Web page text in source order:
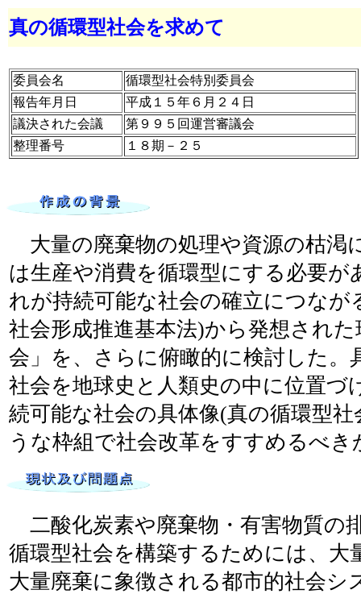
真の循環型社会を求めて
委員会名
循環型社会特別委員会
報告年月日
平成１５年６月２４日
議決された会議
第９９５回運営審議会
整理番号
１８期－２５
大量の廃棄物の処理や資源の枯渇
は生産や消費を循環型にする必要が
れが持続可能な社会の確立につなが
社会形成推進基本法)から発想され
会」を、さらに俯瞰的に検討した。
社会を地球史と人類史の中に位置づ
続可能な社会の具体像(真の循環型
うな枠組で社会改革をすすめるべき
二酸化炭素や廃棄物・有害物質の
循環型社会を構築するためには、大
大量廃棄に象徴される都市的社会シ